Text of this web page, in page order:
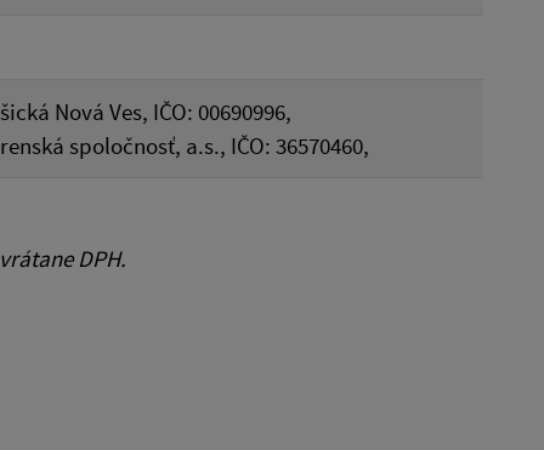
Nová Ves, IČO: 00690996,
spoločnosť, a.s., IČO: 36570460,
DPH.